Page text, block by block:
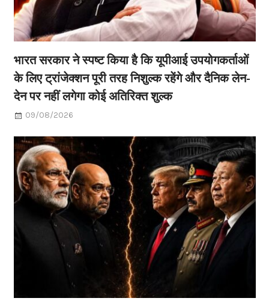
भारत सरकार ने स्पष्ट किया है कि यूपीआई उपयोगकर्ताओं
के लिए ट्रांजेक्शन पूरी तरह निशुल्क रहेंगे और दैनिक लेन-
देन पर नहीं लगेगा कोई अतिरिक्त शुल्क
09/08/2026